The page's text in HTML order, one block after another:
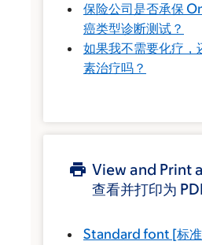
保险公司是否承保
癌类型诊断测试？
如果我不需要化疗，
素治疗吗？
View and Print
查看并打印为
Standard font [标